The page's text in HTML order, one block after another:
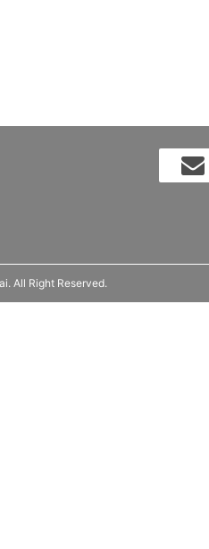
All Right Reserved.